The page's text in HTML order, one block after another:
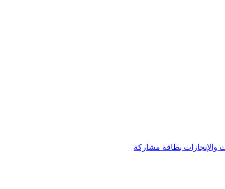
والإنجازات بطاقة مشاركة